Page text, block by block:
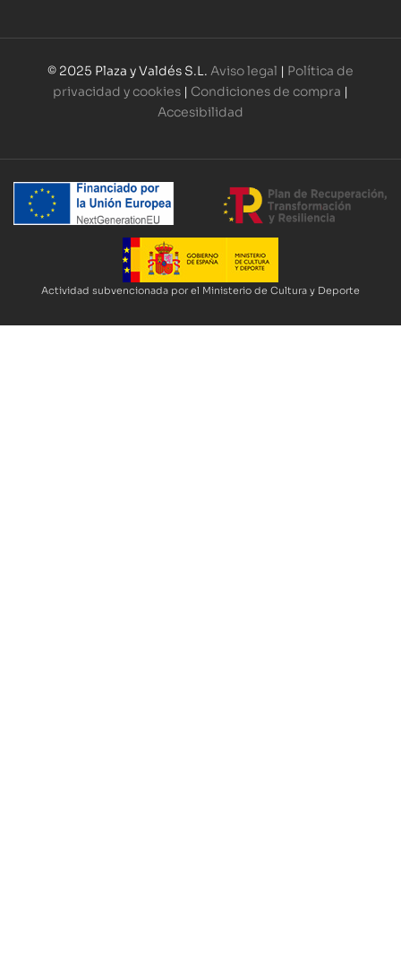
© 2025 Plaza y Valdés S.L. Aviso legal | Política de
privacidad y cookies | Condiciones de compra |
Accesibilidad
Actividad subvencionada por el Ministerio de Cultura y Deporte